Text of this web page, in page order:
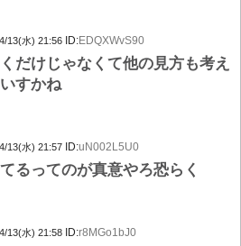
13(水) 21:56 ID:EDQXWvS90
だけじゃなくて他の見方も考え
すかね
13(水) 21:57 ID:uN002L5U0
るってのが真意やろ恐らく
13(水) 21:58 ID:r8MGo1bJ0